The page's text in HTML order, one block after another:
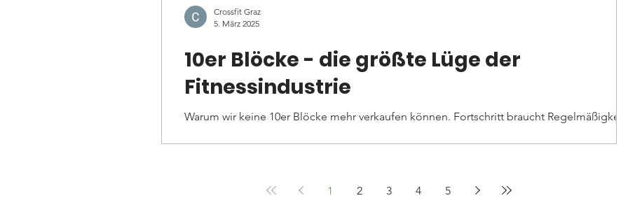
10er Blöcke - die größte Lüge der
Fitnessindustrie
Warum wir keine 10er Blöcke mehr verkaufen können. Fortschritt braucht Regelmäßigkeit.
Crossfit Graz
5. März 2025
1 2 3 4 5